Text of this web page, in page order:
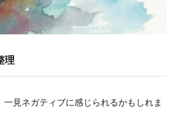
理
一見ネガティブに感じられるかもしれま